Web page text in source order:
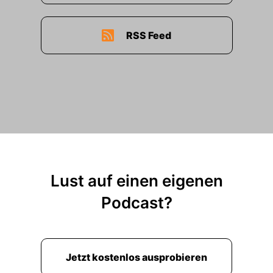
00:02:02: Es war für uns total überraschend.
00:02:05: Also es ist wirklich... Kassel hat ja fast
ninety-fünf Prozent des Bestandes verloren im
einem kleinen Quartier.
00:02:32: gemacht.
zweieinhalb Meter hohen Stahlmauer.
00:02:37: Also selbst die Nachbarn oder
RSS Feed
Lust auf einen eigenen
Podcast?
Jetzt kostenlos ausprobieren